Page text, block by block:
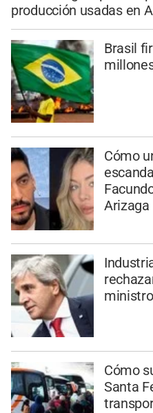
producción usadas en
Brasil
Cómo
Arizaga
Cómo
Santa